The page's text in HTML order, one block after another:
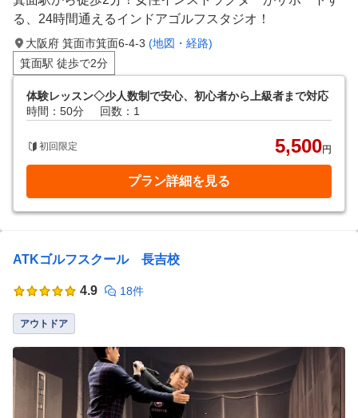
る、24時間通えるインドアゴルフスタジオ！
大阪府 箕面市箕面6-4-3 (地図・経路)
箕面駅 徒歩で2分
体験レッスン◇少人数制で安心、初心者から上級者まで対応
時間：50分
回数：1
初回限定 5,500円
プラン詳細を見る
ATKゴルフスクール 長吉校
4.9 18件
アウトドア